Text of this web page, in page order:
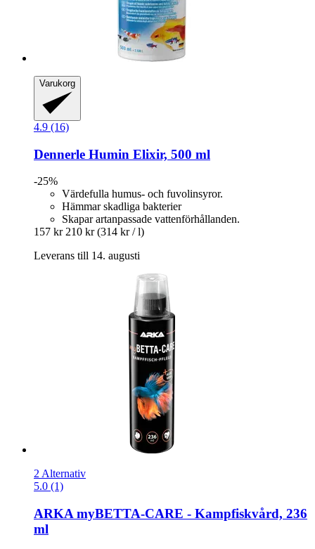
Varukorg
4.9 (16)
Dennerle Humin Elixir, 500 ml
-25%
Värdefulla humus- och fuvolinsyror.
Hämmar skadliga bakterier
Skapar artanpassade vattenförhållanden.
157 kr 210 kr (314 kr / l)
Leverans till 14. augusti
2 Alternativ
5.0 (1)
ARKA myBETTA-​CARE -​ Kampfiskvård, 236
ml